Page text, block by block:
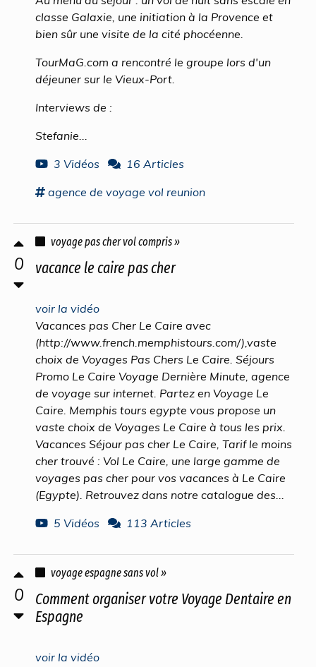
classe Galaxie, une initiation à la Provence et
bien sûr une visite de la cité phocéenne.
TourMaG.com a rencontré le groupe lors d'un
déjeuner sur le Vieux-Port.
Interviews de :
Stefanie...
3 Vidéos
16 Articles
agence de voyage vol reunion
0
voyage pas cher vol compris »
vacance le caire pas cher
voir la vidéo
Vacances pas Cher Le Caire avec
(http://www.french.memphistours.com/),vaste
choix de Voyages Pas Chers Le Caire. Séjours
Promo Le Caire Voyage Dernière Minute, agence
de voyage sur internet. Partez en Voyage Le
Caire. Memphis tours egypte vous propose un
vaste choix de Voyages Le Caire à tous les prix.
Vacances Séjour pas cher Le Caire, Tarif le moins
cher trouvé : Vol Le Caire, une large gamme de
voyages pas cher pour vos vacances à Le Caire
(Egypte). Retrouvez dans notre catalogue des...
5 Vidéos
113 Articles
0
voyage espagne sans vol »
Comment organiser votre Voyage Dentaire en
Espagne
voir la vidéo